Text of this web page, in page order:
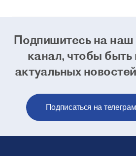
Подпишитесь на наш
канал, чтобы быть
актуальных
Подписаться на